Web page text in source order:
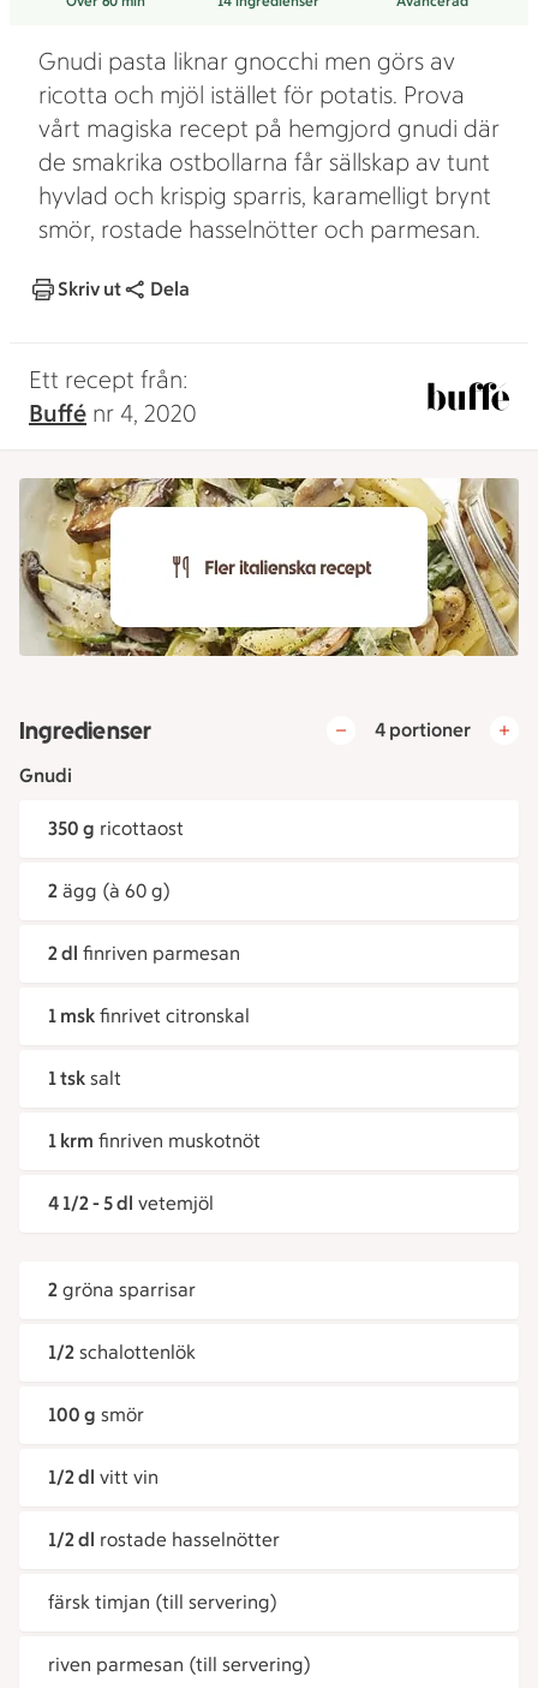
Gnudi pasta liknar gnocchi men görs av
ricotta och mjöl istället för potatis. Prova
vårt magiska recept på hemgjord gnudi där
de smakrika ostbollarna får sällskap av tunt
hyvlad och krispig sparris, karamelligt brynt
smör, rostade hasselnötter och parmesan.
Skriv ut Dela
Ett recept från:
Buffé nr 4, 2020
Ingredienser
4 portioner
Gnudi
350 g ricottaost
2 ägg (à 60 g)
2 dl finriven parmesan
1 msk finrivet citronskal
1 tsk salt
1 krm finriven muskotnöt
4 1/2 - 5 dl vetemjöl
2 gröna sparrisar
1/2 schalottenlök
100 g smör
1/2 dl vitt vin
1/2 dl rostade hasselnötter
färsk timjan (till servering)
riven parmesan (till servering)